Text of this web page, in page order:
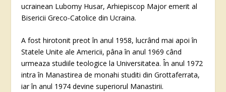
ucrainean Lubomy Husar, Arhiepiscop Major emerit al
Bisericii Greco-Catolice din Ucraina.
A fost hirotonit preot în anul 1958, lucrând mai apoi în
Statele Unite ale Americii, pâna în anul 1969 când
urmeaza studiile teologice la Universitatea. În anul 1972
intra în Manastirea de monahi studiti din Grottaferrata,
iar în anul 1974 devine superiorul Manastirii.